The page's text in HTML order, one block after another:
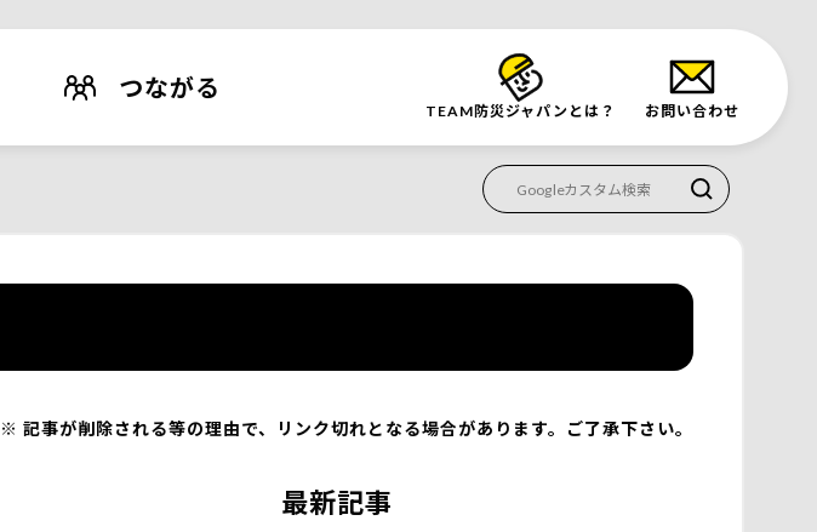
つながる
TEAM防災ジャパンとは？ お問い合わせ
記事が削除される等の理由で、リンク切れとなる場合があります。ご了承下さい。
最新記事